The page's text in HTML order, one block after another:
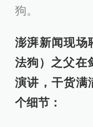
狗。
澎湃新闻现场
法狗）之父在
演讲，干货满
个细节：